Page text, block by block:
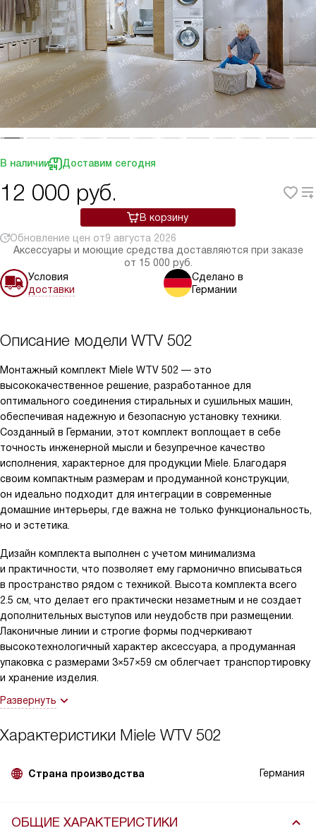
В наличии Доставим сегодня
12 000 руб.
В корзину
Обновление цен от9 августа 2026
Аксессуары и моющие средства доставляются при заказе
от 15 000 руб.
Условия
доставки
Сделано в
Германии
Описание модели WTV 502
Монтажный комплект Miele WTV 502 — это
высококачественное решение, разработанное для
оптимального соединения стиральных и сушильных машин,
обеспечивая надежную и безопасную установку техники.
Созданный в Германии, этот комплект воплощает в себе
точность инженерной мысли и безупречное качество
исполнения, характерное для продукции Miele. Благодаря
своим компактным размерам и продуманной конструкции,
он идеально подходит для интеграции в современные
домашние интерьеры, где важна не только функциональность,
но и эстетика.
Дизайн комплекта выполнен с учетом минимализма
и практичности, что позволяет ему гармонично вписываться
в пространство рядом с техникой. Высота комплекта всего
2.5 см, что делает его практически незаметным и не создает
дополнительных выступов или неудобств при размещении.
Лаконичные линии и строгие формы подчеркивают
высокотехнологичный характер аксессуара, а продуманная
упаковка с размерами 3×57×59 см облегчает транспортировку
и хранение изделия.
Развернуть
Характеристики Miele WTV 502
Страна производства Германия
ОБЩИЕ ХАРАКТЕРИСТИКИ